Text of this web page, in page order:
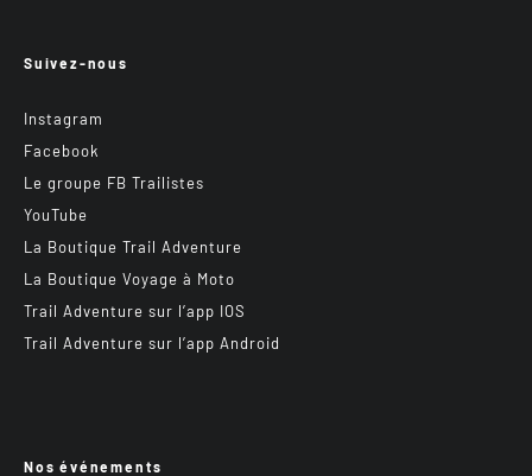
Suivez-nous
Instagram
Facebook
Le groupe FB Trailistes
YouTube
La Boutique Trail Adventure
La Boutique Voyage à Moto
Trail Adventure sur l’app IOS
Trail Adventure sur l’app Android
Nos événements